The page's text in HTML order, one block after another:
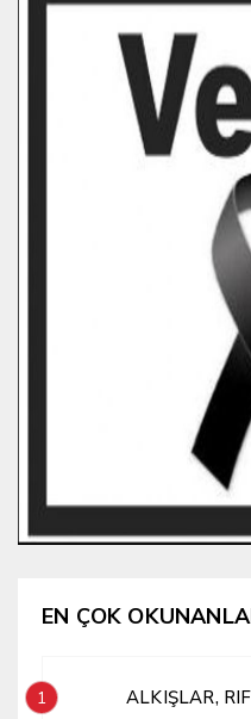
EN ÇOK
1 ALKIŞLAR,